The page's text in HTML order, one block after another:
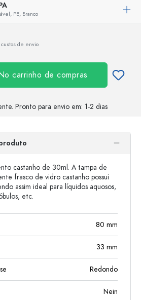
PE, Branco
de envio
carrinho de compras
Pronto para envio em: 1-2 dias
castanho de 30ml. A tampa de
frasco de vidro castanho possui
assim ideal para líquidos aquosos,
etc.
80 mm
33 mm
Redondo
Nein